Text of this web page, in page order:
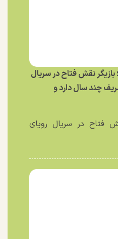
نقش فتاح در سریال
چند سال دارد و
فتاح در سریال رویای